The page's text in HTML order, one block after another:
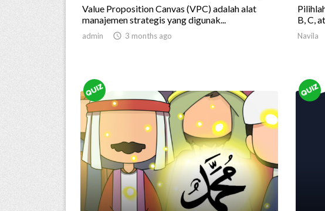
Value Proposition Canvas (VPC) adalah alat
manajemen strategis yang digunak...
admin  3 months ago
B, C,
Navila